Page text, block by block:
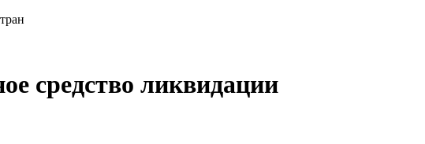
средство ликвидации